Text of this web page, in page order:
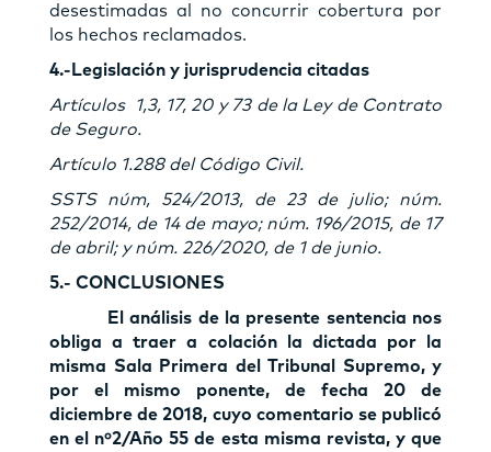
desestimadas al no concurrir cobertura por
los hechos reclamados.
4.-Legislación y jurisprudencia citadas
Artículos 1,3, 17, 20 y 73 de la Ley de Contrato
de Seguro.
Artículo 1.288 del Código Civil.
SSTS núm, 524/2013, de 23 de julio; núm.
252/2014, de 14 de mayo; núm. 196/2015, de 17
de abril; y núm. 226/2020, de 1 de junio.
5.- CONCLUSIONES
El análisis de la presente sentencia nos
obliga a traer a colación la dictada por la
misma Sala Primera del Tribunal Supremo, y
por el mismo ponente, de fecha 20 de
diciembre de 2018, cuyo comentario se publicó
en el nº2/Año 55 de esta misma revista, y que